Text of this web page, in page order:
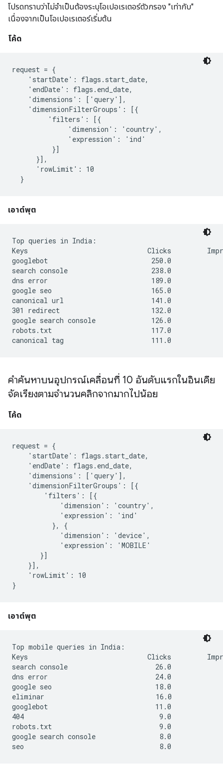
โปรดทราบว่าไม่จําเป็นต้องระบุโอเปอเรเตอร์ตัวกรอง "เท่ากับ"
เนื่องจากเป็นโอเปอเรเตอร์เริ่มต้น
โค้ด
request = {
    'startDate': flags.start_date,
    'endDate': flags.end_date,
    'dimensions': ['query'],
    'dimensionFilterGroups': [{
         'filters': [{
              'dimension': 'country',
              'expression': 'ind'
          }]
      }],
      'rowLimit': 10
  }
เอาต์พุต
Top queries in India:
Keys                              Clicks
googlebot                          250.0
search console                     238.0
dns error                          189.0
google seo                         165.0
canonical url                      141.0
301 redirect                       132.0
google search console              126.0
robots.txt                         117.0
canonical tag                      111.0
คำค้นหาบนอุปกรณ์เคลื่อนที่ 10 อันดับแรกในอินเดีย
จัดเรียงตามจำนวนคลิกจากมากไปน้อย
โค้ด
request = {
    'startDate': flags.start_date,
    'endDate': flags.end_date,
    'dimensions': ['query'],
    'dimensionFilterGroups': [{
        'filters': [{
            'dimension': 'country',
            'expression': 'ind'
          }, {
            'dimension': 'device',
            'expression': 'MOBILE'
       }]
    }],
    'rowLimit': 10
เอาต์พุต
Top mobile queries in India:
Keys                              Clicks
search console                      26.0
dns error                           24.0
google seo                          18.0
eliminar                            16.0
googlebot                           11.0
404                                  9.0               214.0
robots.txt                           9.0
google search console                8.0
seo                                  8.0               111.0